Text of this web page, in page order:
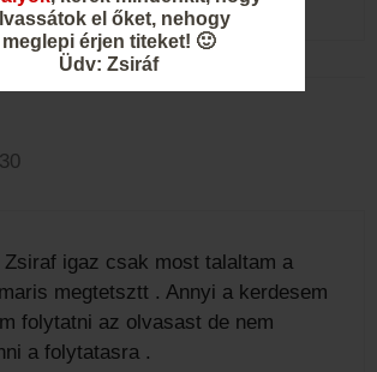
el őket, nehogy
meglepi érjen titeket! 🙂
Üdv: Zsiráf
igaz csak most talaltam a
megtetsztt . Annyi a kerdesem
folytatni az olvasast de nem
a folytatasra .